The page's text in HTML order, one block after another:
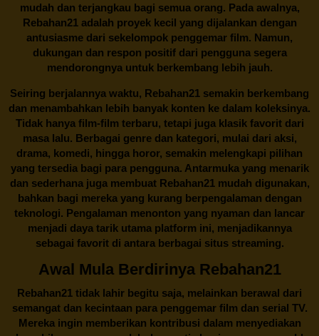
mudah dan terjangkau bagi semua orang. Pada awalnya,
Rebahan21 adalah proyek kecil yang dijalankan dengan
antusiasme dari sekelompok penggemar film. Namun,
dukungan dan respon positif dari pengguna segera
mendorongnya untuk berkembang lebih jauh.
Seiring berjalannya waktu, Rebahan21 semakin berkembang
dan menambahkan lebih banyak konten ke dalam koleksinya.
Tidak hanya film-film terbaru, tetapi juga klasik favorit dari
masa lalu. Berbagai genre dan kategori, mulai dari aksi,
drama, komedi, hingga horor, semakin melengkapi pilihan
yang tersedia bagi para pengguna. Antarmuka yang menarik
dan sederhana juga membuatRebahan21mudah digunakan,
bahkan bagi mereka yang kurang berpengalaman dengan
teknologi. Pengalaman menonton yang nyaman dan lancar
menjadi daya tarik utama platform ini, menjadikannya
sebagai favorit di antara berbagai situs streaming.
Awal Mula Berdirinya Rebahan21
Rebahan21 tidak lahir begitu saja, melainkan berawal dari
semangat dan kecintaan para penggemar film dan serial TV.
Mereka ingin memberikan kontribusi dalam menyediakan